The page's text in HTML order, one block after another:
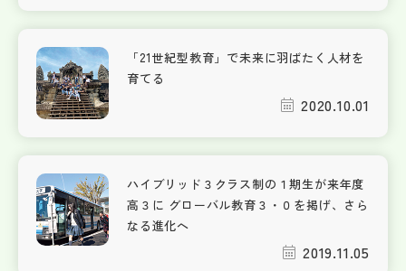
「21世紀型教育」で未来に羽ばたく人材を
育てる
2020.10.01
ハイブリッド３クラス制の１期生が来年度
高３に グローバル教育３・０を掲げ、さら
なる進化へ
2019.11.05